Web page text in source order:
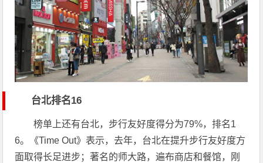
台北排名16
榜单上还有台北，步行友好度得分为79%，排名1
6。《Time Out》表示，去年，台北在提升步行友好度方
面取得长足进步；著名的师大路，遍布商店和餐馆，刚